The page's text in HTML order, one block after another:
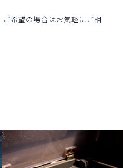
希望の場合はお気軽にご相